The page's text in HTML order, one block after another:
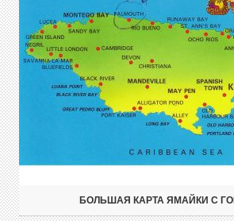
БОЛЬШАЯ КАРТА ЯМАЙКИ С